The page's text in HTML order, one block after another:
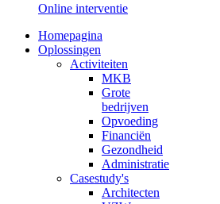
Online interventie
Homepagina
Oplossingen
Activiteiten
MKB
Grote
bedrijven
Opvoeding
Financiën
Gezondheid
Administratie
Casestudy's
Architecten